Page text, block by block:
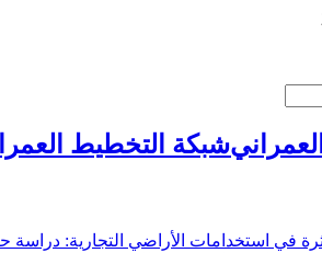
شبكة التخطيط
في استخدامات الأراضي التجارية: دراسة